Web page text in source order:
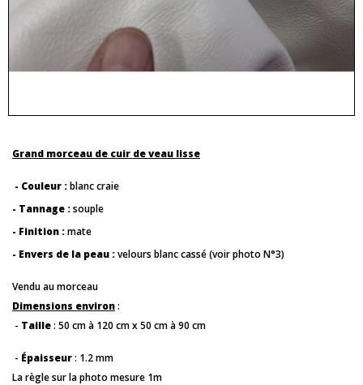
Grand morceau de cuir de veau lisse
- Couleur :blanc craie
- Tannage :souple
- Finition :mate
- Envers de la peau :velours blanc cassé (voir photo N°3)
Vendu au morceau
Dimensions environ:
- Taille: 50 cm à 120 cm x 50 cm à 90 cm
- Épaisseur: 1.2 mm
La règle sur la photo mesure 1m